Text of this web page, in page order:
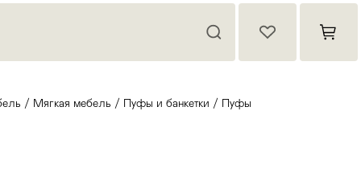
/ Мягкая мебель / Пуфы и банкетки / Пуфы